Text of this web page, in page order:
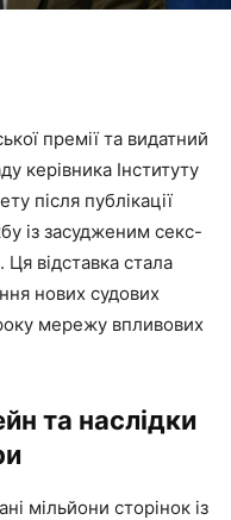
премії та видатний
керівника Інституту
після публікації
із засудженим секс-
відставка стала
нових судових
мережу впливових
та наслідки
мільйони сторінок із